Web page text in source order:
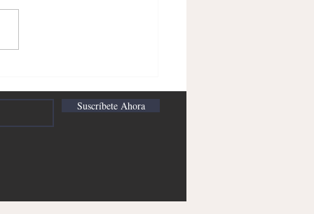
Daniel Azuero
Suscríbete Ahora